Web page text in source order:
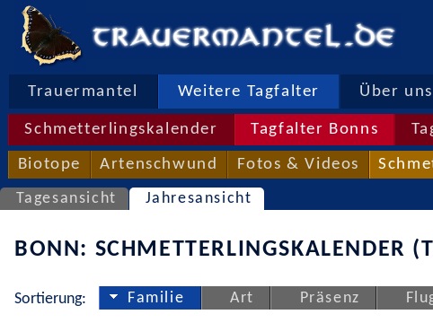
Trauermantel Weitere Tagfalter Über
Schmetterlingskalender Tagfalter Bonns
Biotope Artenschwund Fotos & Videos
Tagesansicht Jahresansicht
BONN: SCHMETTERLINGSKALENDER
Sortierung: Familie Art Präsenz